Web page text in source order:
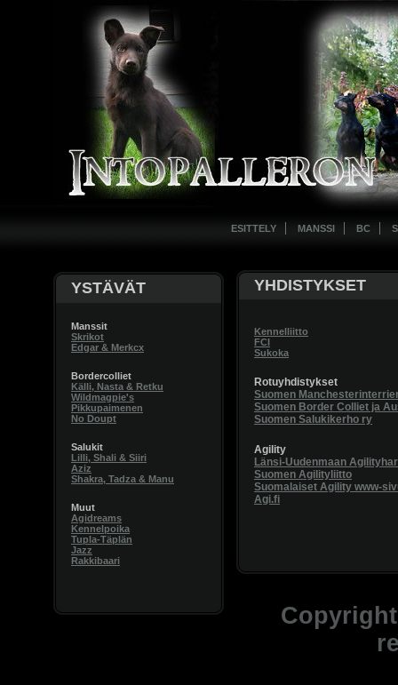
ESITTELY MANSSI BC
YSTÄVÄT
Manssit
Skrikot
Edgar & Merkcx
Bordercolliet
Källi, Nasta & Retku
Wildmagpie's
Pikkupaimenen
No Doupt
Salukit
Lilli, Shali & Siiri
Aziz
Shakra, Tadza & Manu
Muut
Agidreams
Kennelpoika
Tupla-Täplän
Jazz
Rakkibaari
YHDISTYKSET
Kennelliitto
FCI
Sukoka
Rotuyhdistykset
Suomen
Suomen Border Colliet ja
Suomen Salukikerho ry
Agility
Länsi-Uudenmaan
Suomen Agilityliitto
Suomalaiset Agility www-
Agi.fi